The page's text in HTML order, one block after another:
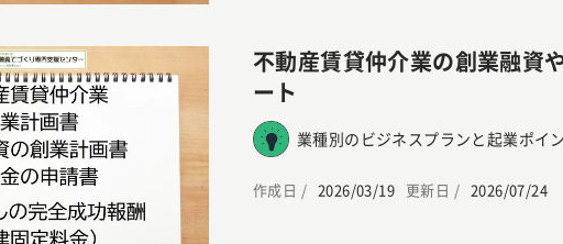
不動産賃貸仲介業の創業融資
ート
業種別のビジネスプランと起業ポイ
作成日 / 2026/03/19 更新日 / 2026/07/24